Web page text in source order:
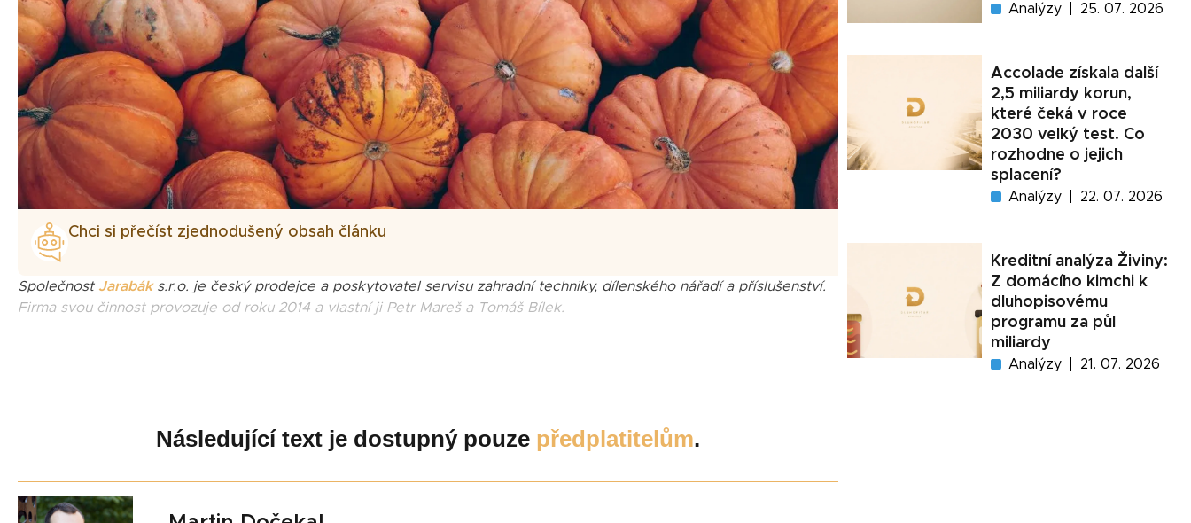
Chci si přečíst zjednodušený obsah článku
Společnost Jarabáks.r.o. je český prodejce a poskytovatel servisu zahradní techniky, dílenského nářadí a příslušenství.
Firma svou činnost provozuje od roku 2014 a vlastní ji Petr Mareš a Tomáš Bílek.
Následující text je dostupný pouze předplatitelům.
Analýzy 25. 07. 2026
Accolade získala další
2,5 miliardy korun,
které čeká v roce
2030 velký test. Co
rozhodne o jejich
splacení?
Analýzy 22. 07. 2026
Kreditní analýza Živiny:
Z domácího kimchi k
dluhopisovému
programu za půl
miliardy
Analýzy 21. 07. 2026